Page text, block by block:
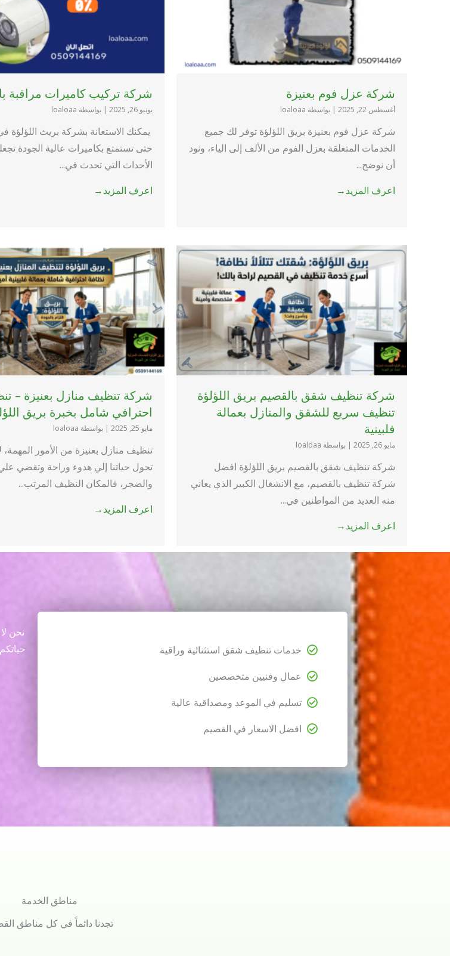
شركة عزل فوم بعنيزة
أغسطس 22, 2025 | بواسطة loaloaa
شركة عزل فوم بعنيزة بريق اللؤلؤة توفر لك جميع
الخدمات المتعلقة بعزل الفوم من الألف إلى الياء، ونود
أن نوضح...
اعرف المزيد→
شركة تركيب كاميرات مراقبة
يونيو 26, 2025 | بواسطة loaloaa
يمكنك الاستعانة بشركة بريث
حتى تستمتع بكاميرات عالية الجودة
الأحداث التي تحدث في...
اعرف المزيد→
شركة تنظيف شقق بالقصيم بريق اللؤلؤة
تنظيف سريع للشقق والمنازل بعمالة
فلبينية
مايو 26, 2025 | بواسطة loaloaa
شركة تنظيف شقق بالقصيم بريق اللؤلؤة افضل
شركة تنظيف بالقصيم، مع الانشغال الكبير الذي يعاني
منه العديد من المواطنين في...
اعرف المزيد→
شركة تنظيف منازل بعنيزة –
احترافي شامل بخبرة بريق
مايو 25, 2025 | بواسطة loaloaa
تنظيف منازل بعنيزة من الأمور المهمة،
تحول حياتنا إلي هدوء وراحة وتقضي علي
والضجر، فالمكان النظيف المرتب...
اعرف المزيد→
خدمات تنظيف شقق استثنائية وراقية
عمال وفنيين متخصصين
تسليم في الموعد ومصداقية عالية
افضل الاسعار في القصيم
نحن
مناطق الخدمة
تجدنا دائماً في كل مناطق